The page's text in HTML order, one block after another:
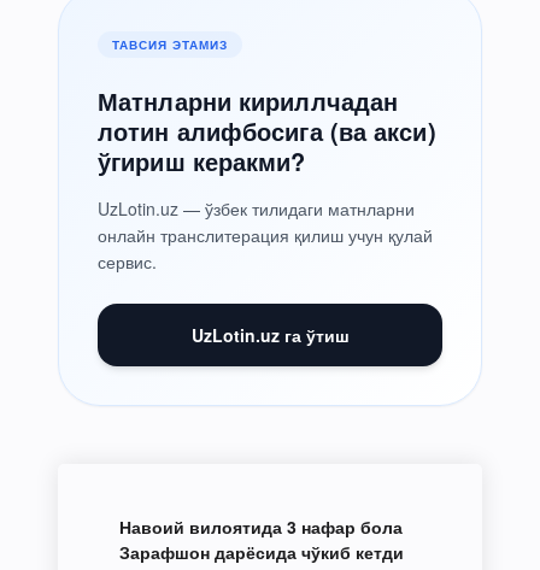
ТАВСИЯ ЭТАМИЗ
Матнларни кириллчадан
лотин алифбосига (ва акси)
ўгириш керакми?
UzLotin.uz — ўзбек тилидаги матнларни
онлайн транслитерация қилиш учун қулай
сервис.
UzLotin.uz га ўтиш
Навоий вилоятида 3 нафар бола
Зарафшон дарёсида чўкиб кетди